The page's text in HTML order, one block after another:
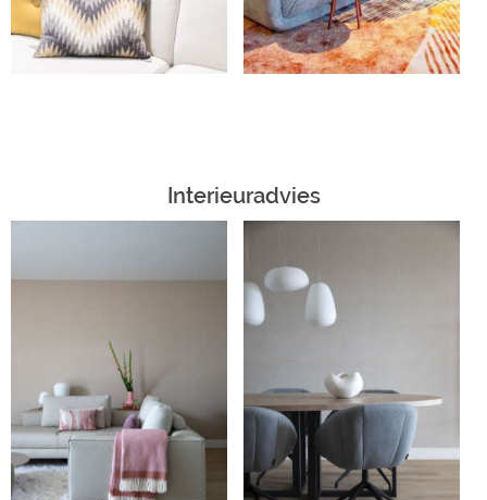
Interieuradvies